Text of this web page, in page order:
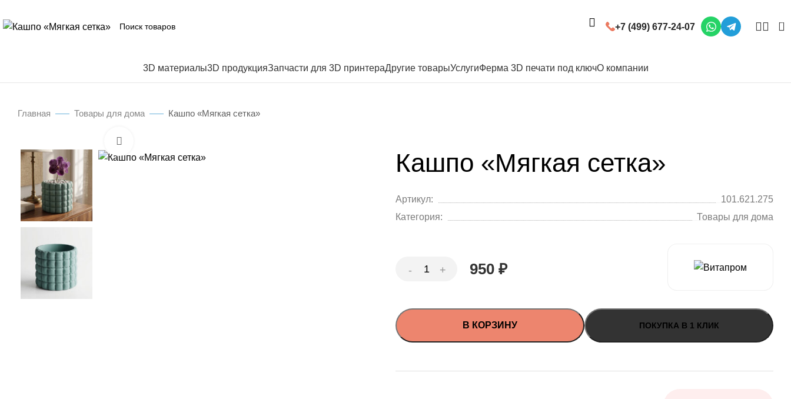
+7 (499) 677-24-07 0
3D материалы3D продукцияЗапчасти для 3D принтераДругие товарыУслугиФерма 3D печати под ключО компании
Главная Товары для дома Кашпо «Мягкая сетка»
Кашпо «Мягкая сетка»
950 ₽
В КОРЗИНУ ПОКУПКА В 1 КЛИК
Артикул:
101.621.275
Категория:
Товары для дома